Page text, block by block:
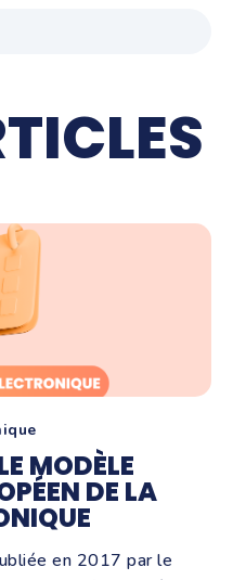
MODÈLE
DE LA
en 2017 par le